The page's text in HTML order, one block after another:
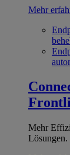
Mehr
Mehr
Lösungen.